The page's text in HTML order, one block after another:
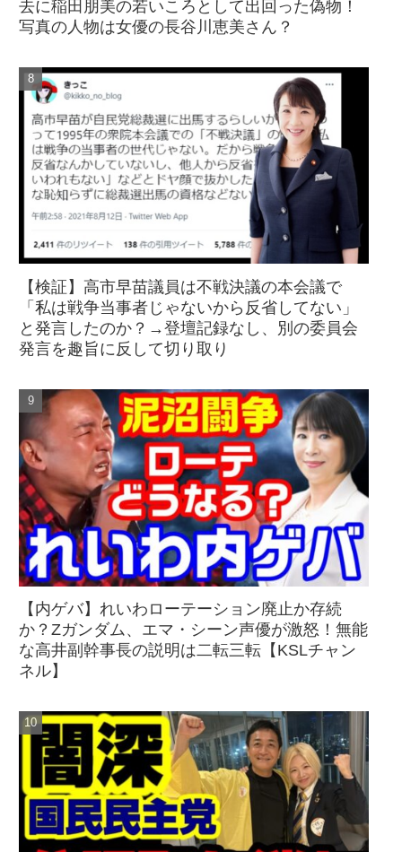
去に稲田朋美の若いころとして出回った偽物！
写真の人物は女優の長谷川恵美さん？
【検証】高市早苗議員は不戦決議の本会議で
「私は戦争当事者じゃないから反省してない」
と発言したのか？→登壇記録なし、別の委員会
発言を趣旨に反して切り取り
【内ゲバ】れいわローテーション廃止か存続
か？Zガンダム、エマ・シーン声優が激怒！無能
な高井副幹事長の説明は二転三転【KSLチャン
ネル】